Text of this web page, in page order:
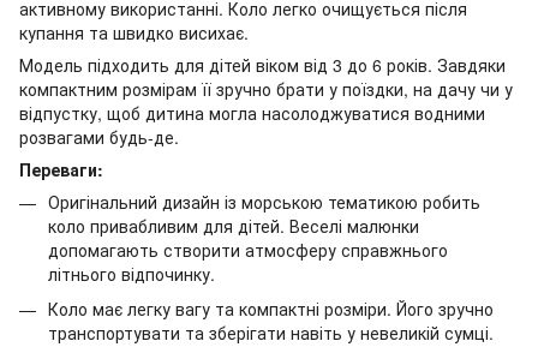
активному використанні. Коло легко очищується після
купання та швидко висихає.
Модель підходить для дітей віком від 3 до 6 років. Завдяки
компактним розмірам її зручно брати у поїздки, на дачу чи у
відпустку, щоб дитина могла насолоджуватися водними
розвагами будь-де.
Переваги:
Оригінальний дизайн із морською тематикою робить
коло привабливим для дітей. Веселі малюнки
допомагають створити атмосферу справжнього
літнього відпочинку.
Коло має легку вагу та компактні розміри. Його зручно
транспортувати та зберігати навіть у невеликій сумці.